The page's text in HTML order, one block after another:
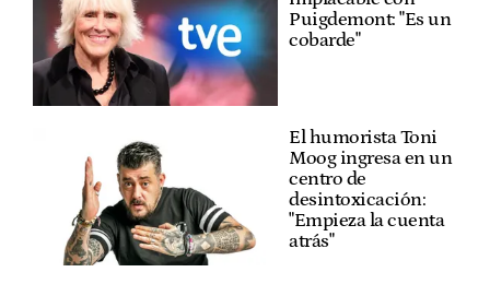
Puigdemont: "Es un
cobarde"
El humorista Toni
Moog ingresa en un
centro de
desintoxicación:
"Empieza la cuenta
atrás"